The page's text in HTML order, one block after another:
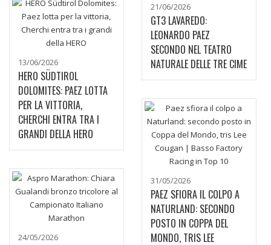
21/06/2026
GT3 LAVAREDO:
LEONARDO PAEZ
SECONDO NEL TEATRO
NATURALE DELLE TRE CIME
13/06/2026
HERO SÜDTIROL
DOLOMITES: PAEZ LOTTA
PER LA VITTORIA,
CHERCHI ENTRA TRA I
GRANDI DELLA HERO
31/05/2026
PAEZ SFIORA IL COLPO A
NATURLAND: SECONDO
POSTO IN COPPA DEL
MONDO, TRIS LEE
24/05/2026